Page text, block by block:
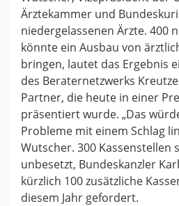
Ärztekammer und
niedergelassenen Ärzte. 400
könnte ein Ausbau von
bringen, lautet das Ergebnis
des Beraternetzwerks
Partner, die heute in einer
präsentiert wurde. „Das
Probleme mit einem Schlag
Wutscher. 300 Kassenstellen
unbesetzt, Bundeskanzler
kürzlich 100 zusätzliche
diesem Jahr gefordert.